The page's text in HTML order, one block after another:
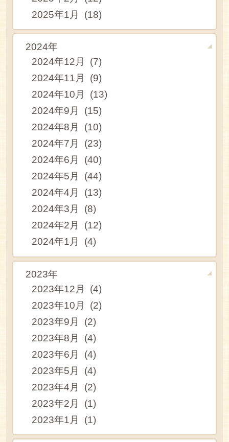
2025年1月 (18)
2024年
2024年12月 (7)
2024年11月 (9)
2024年10月 (13)
2024年9月 (15)
2024年8月 (10)
2024年7月 (23)
2024年6月 (40)
2024年5月 (44)
2024年4月 (13)
2024年3月 (8)
2024年2月 (12)
2024年1月 (4)
2023年
2023年12月 (4)
2023年10月 (2)
2023年9月 (2)
2023年8月 (4)
2023年6月 (4)
2023年5月 (4)
2023年4月 (2)
2023年2月 (1)
2023年1月 (1)